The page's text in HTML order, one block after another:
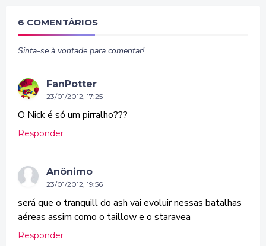
6 COMENTÁRIOS
Sinta-se à vontade para comentar!
FanPotter
23/01/2012, 17:25
O Nick é só um pirralho???
Responder
Anônimo
23/01/2012, 19:56
será que o tranquill do ash vai evoluir nessas batalhas
aéreas assim como o taillow e o staravea
Responder